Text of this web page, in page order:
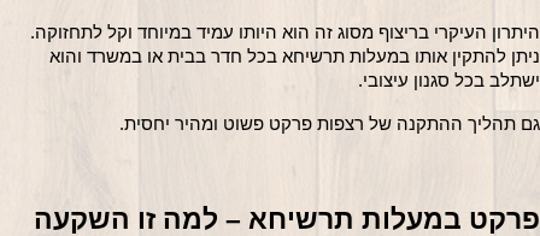
היתרון העיקרי בריצוף מסוג זה הוא היותו עמיד במיוחד וקל לתחזוקה.
ניתן להתקין אותו במעלות תרשיחא בכל חדר בבית או במשרד והוא
בכל סגנון עיצובי.
תהליך ההתקנה של רצפות פרקט פשוט ומהיר יחסית.
פרקט במעלות תרשיחא – למה זו השקעה